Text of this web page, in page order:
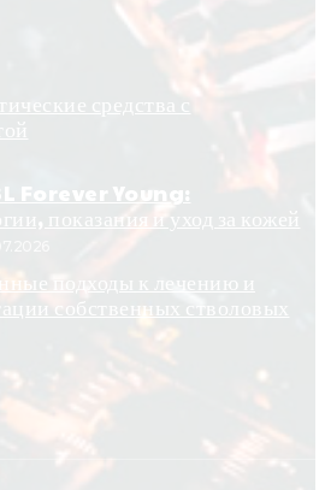
средства с
Forever Young:
показания и уход за кожей
подходы к лечению и
собственных стволовых